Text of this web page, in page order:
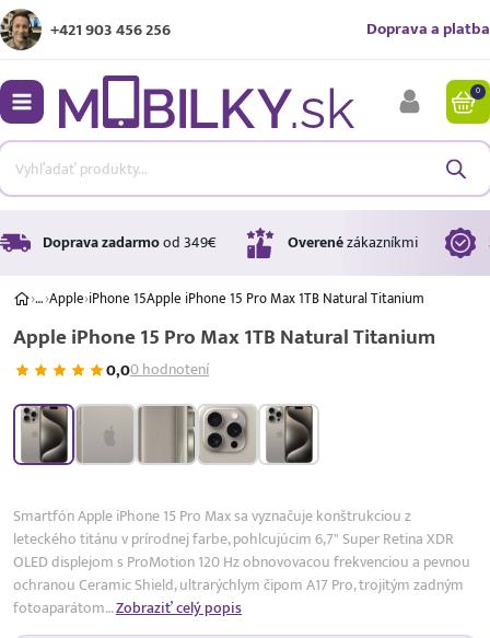
+421 903 456 256 Doprava a platba
0
Doprava zadarmood 349€ Overenézákazníkmi
›…›Apple›iPhone 15Apple iPhone 15 Pro Max 1TB Natural Titanium
Apple iPhone 15 Pro Max 1TB Natural Titanium
0,00 hodnotení
A A ↑
G
Úrok
17,99 %
Smartfón Apple iPhone 15 Pro Max sa vyznačuje konštrukciou z
leteckého titánu v prírodnej farbe, pohlcujúcim 6,7" Super Retina XDR
OLED displejom s ProMotion 120 Hz obnovovacou frekvenciou a pevnou
ochranou Ceramic Shield, ultrarýchlym čipom A17 Pro, trojitým zadným
fotoaparátom…Zobraziť celý popis